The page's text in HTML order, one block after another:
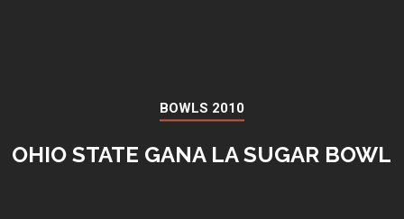
BOWLS 2010
OHIO STATE GANA LA SUGAR BOWL